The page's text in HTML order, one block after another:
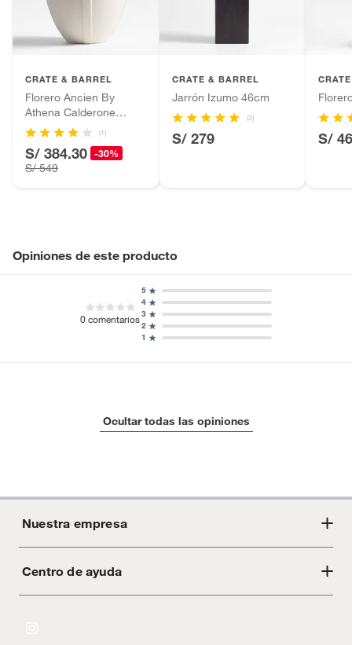
CRATE & BARREL
Florero Ancien By
Athena Calderone
43cm
(1)
S/ 384.30 -30%
S/ 549
CRATE & BARREL
Jarrón Izumo 46cm
(3)
S/ 279 S/
Opiniones de este producto
0comentarios
1
2
3
4
5
Ocultar todas las opiniones
Nuestra empresa
Acerca de Crate
Centro de ayuda